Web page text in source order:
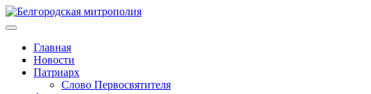
Главная
Новости
Патриарх
Слово Первосвятителя